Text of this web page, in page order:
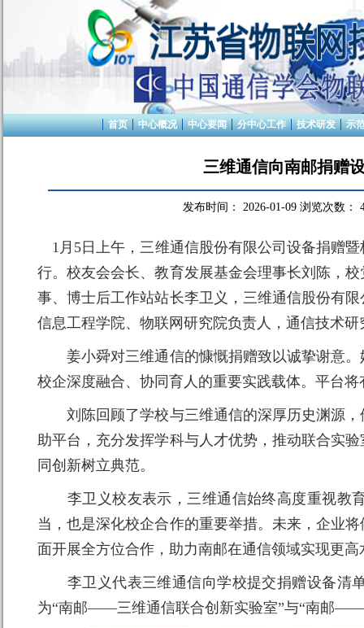
首页 中心概况 中心要闻 分中心工作 技术研发 示
三维通信向南邮捐赠
发布时间： 2026-01-09 浏览次数：
1月5日上午，三维通信股份有限公司设备捐赠
行。校友会会长、教育发展基金会理事长刘陈，
事、博士后工作站站长李卫义，三维通信股份有
信息工程学院、物联网研究院负责人，通信技术
姜小舜对三维通信的慷慨捐赠致以诚挚谢意。
校企深度融合、协同育人的重要实践载体。平台
刘陈回顾了学校与三维通信的深厚历史渊源，
助平台，充分发挥学科与人才优势，推动联合实
同创新树立典范。
李卫义校友表示，三维通信始终高度重视教
当，也是深化校企合作的重要举措。未来，企业
面开展全方位合作，助力南邮在通信领域实现更
李卫义代表三维通信向学校提交捐赠设备清
为“南邮——三维通信联合创新实验室”与“南邮——